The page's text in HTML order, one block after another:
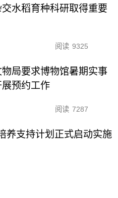
水稻育种科研取得重要
阅读 9325
物局要求博物馆暑期实事
展预约工作
阅读 7287
养支持计划正式启动实施